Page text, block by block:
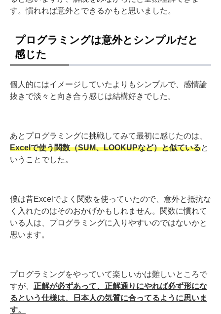
す。慣れれば意外とできるかもと思いました。
プログラミングは意外とシンプルだと
感じた
個人的にはイメージしていたよりもシンプルで、感情論
抜きで淡々と向き合う感じは結構好きでした。
あとプログラミングに挑戦してみて最初に感じたのは、
Excelで使う関数（SUM、LOOKUPなど）と似ていると
いうことでした。
僕は昔Excelでよく関数を使っていたので、意外と抵抗な
く入れたのはそのおかげかもしれません。関数に慣れて
いる人は、プログラミングに入りやすいのではないかと
思います。
プログラミングをやっていて楽しいかは難しいところで
すが、 正解が必ずあって、正解通りにやれば必ず形にな
るという仕様は、日本人の気質に合ってるように思いま
す。